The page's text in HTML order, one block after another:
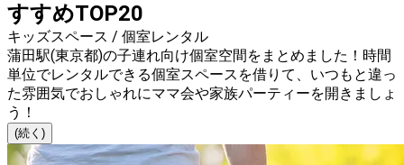
すすめTOP20
キッズスペース / 個室レンタル
蒲田駅(東京都)の子連れ向け個室空間をまとめました！時間
単位でレンタルできる個室スペースを借りて、いつもと違っ
た雰囲気でおしゃれにママ会や家族パーティーを開きましょ
う！
(続く)